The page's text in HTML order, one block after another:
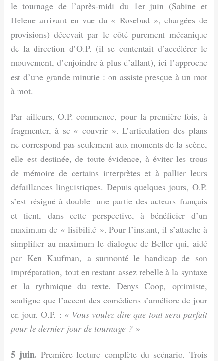
le tournage de l’après-midi du 1er juin (Sabine et
Helene arrivant en vue du « Rosebud », chargées de
provisions) décevait par le côté purement mécanique
de la direction d’O.P. (il se contentait d’accélérer le
mouvement, d’enjoindre à plus d’allant), ici l’approche
est d’une grande minutie : on assiste presque à un mot
à mot.
Par ailleurs, O.P. commence, pour la première fois, à
fragmenter, à se « couvrir ». L’articulation des plans
ne correspond pas seulement aux moments de la scène,
elle est destinée, de toute évidence, à éviter les trous
de mémoire de certains interprètes et à pallier leurs
défaillances linguistiques. Depuis quelques jours, O.P.
s’est résigné à doubler une partie des acteurs français
et tient, dans cette perspective, à bénéficier d’un
maximum de « lisibilité ». Pour l’instant, il s’attache à
simplifier au maximum le dialogue de Beller qui, aidé
par Ken Kaufman, a surmonté le handicap de son
impréparation, tout en restant assez rebelle à la syntaxe
et la rythmique du texte. Denys Coop, optimiste,
souligne que l’accent des comédiens s’améliore de jour
en jour. O.P. : « Vous voulez dire que tout sera parfait
pour le dernier jour de tournage ? »
5 juin. Première lecture complète du scénario. Trois